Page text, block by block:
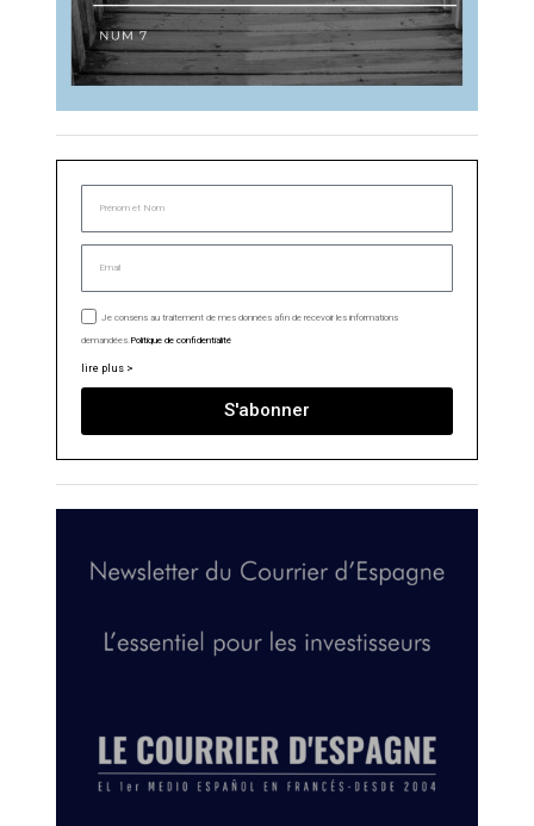
Je consens au traitement de mes données afin de recevoir les informations
demandées. Politique de confidentialité
lire plus >
S'abonner